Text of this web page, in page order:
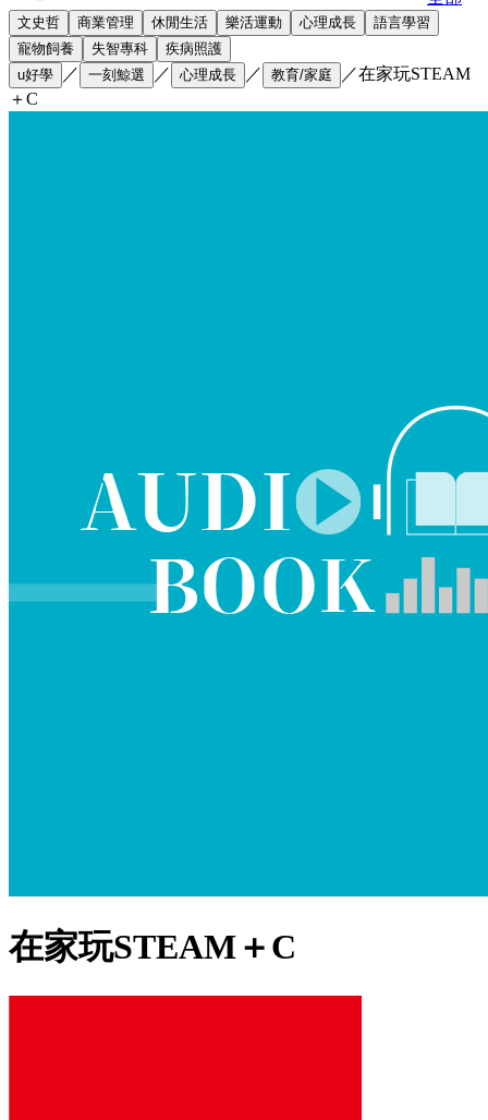
文史哲 商業管理 休閒生活 樂活運動 心理成長
語言學習
寵物飼養
失智專科
疾病照護
u好學
／ 一刻鯨選 ／ 心理成長 ／ 教育/家庭 ／在家玩STEAM
＋C
在家玩STEAM＋C